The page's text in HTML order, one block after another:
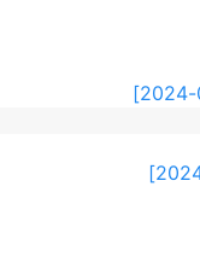
[2024-